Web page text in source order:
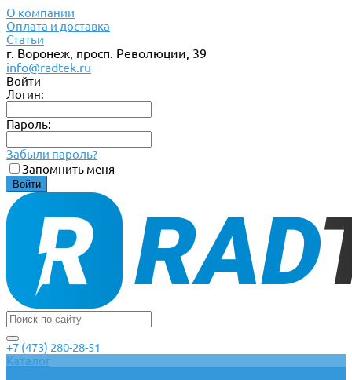
О компании
Оплата и доставка
Статьи
г. Воронеж, просп. Революции, 39
info@radtek.ru
Войти
Логин:
Пароль:
Забыли пароль?
Запомнить меня
+7 (473) 280-28-51
Каталог